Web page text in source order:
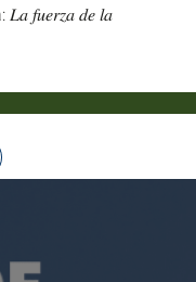
𝑓𝑢𝑒𝑟𝑧𝑎 𝑑𝑒 𝑙𝑎